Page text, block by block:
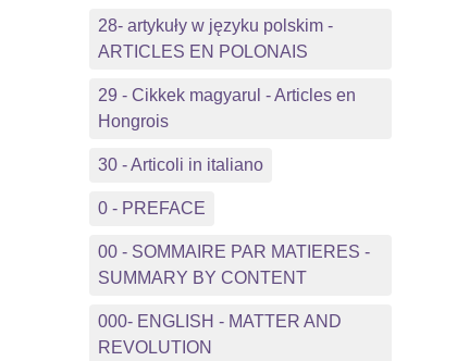
28- artykuły w języku polskim -
ARTICLES EN POLONAIS
29 - Cikkek magyarul - Articles en
Hongrois
30 - Articoli in italiano
0 - PREFACE
00 - SOMMAIRE PAR MATIERES -
SUMMARY BY CONTENT
000- ENGLISH - MATTER AND
REVOLUTION